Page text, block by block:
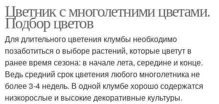
Цветник с многолетними цветами.
Подбор цветов
Для длительного цветения клумбы необходимо
позаботиться о выборе растений, которые цветут в
ранее время сезона: в начале лета, середине и конце.
Ведь средний срок цветения любого многолетника не
более 3-4 недель. В одной клумбе хорошо содержатся
низкорослые и высокие декоративные культуры.